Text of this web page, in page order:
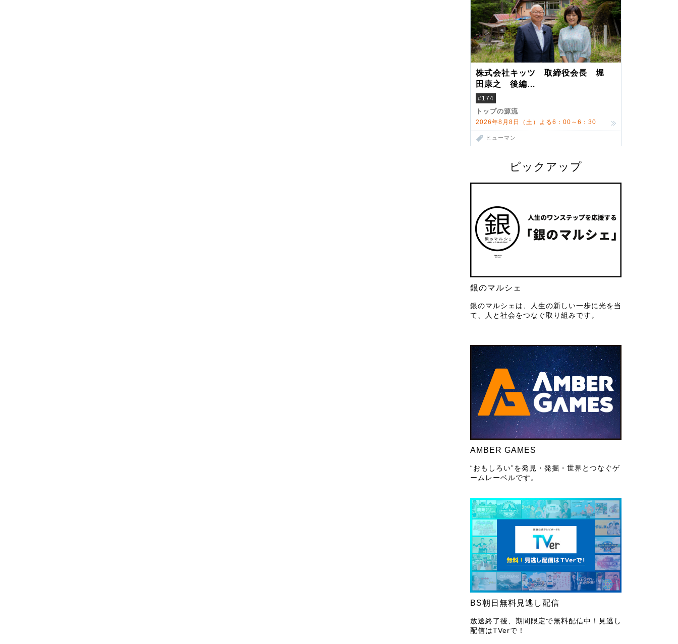
株式会社キッツ 取締役会長 堀
田康之 後編
米国駐在でも浮かんだ八ヶ岳 山
小屋を営んだ父母
#174
トップの源流
2026年8月8日（土）よる6：00～6：30
ヒューマン
ピックアップ
銀のマルシェ
銀のマルシェは、人生の新しい一歩に光を当
て、人と社会をつなぐ取り組みです。
AMBER GAMES
“おもしろい”を発見・発掘・世界とつなぐゲ
ームレーベルです。
BS朝日無料見逃し配信
放送終了後、期間限定で無料配信中！見逃し
配信はTVerで！